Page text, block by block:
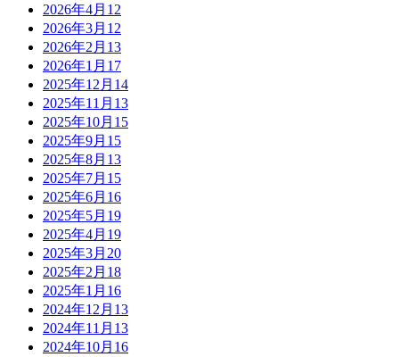
2026年4月 12
2026年3月 12
2026年2月 13
2026年1月 17
2025年12月 14
2025年11月 13
2025年10月 15
2025年9月 15
2025年8月 13
2025年7月 15
2025年6月 16
2025年5月 19
2025年4月 19
2025年3月 20
2025年2月 18
2025年1月 16
2024年12月 13
2024年11月 13
2024年10月 16